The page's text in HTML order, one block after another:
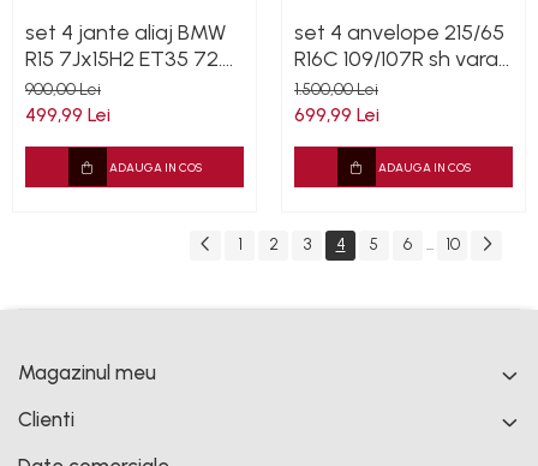
set 4 jante aliaj BMW
R15 7Jx15H2 ET35 72.6
5x120 second cu
garantie
900,00 Lei
499,99 Lei
ADAUGA IN COS
set 4 anvelope 215/65
R16C 109/107R sh vara
Continental 6mm cu
garantie
1.500,00 Lei
699,99 Lei
ADAUGA IN COS
1 2 3 4 5 6 ... 10
Magazinul meu
Clienti